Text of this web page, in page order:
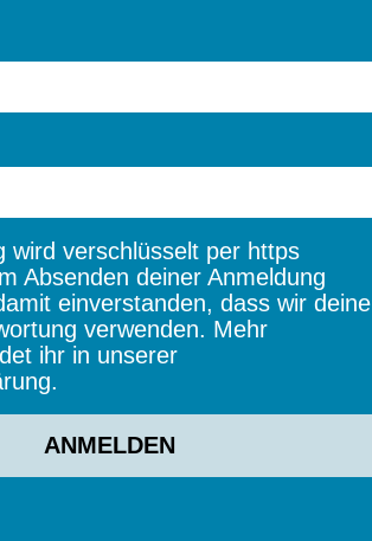
wird verschlüsselt per https
Absenden deiner Anmeldung
einverstanden, dass wir deine
verwenden. Mehr
ihr in unserer